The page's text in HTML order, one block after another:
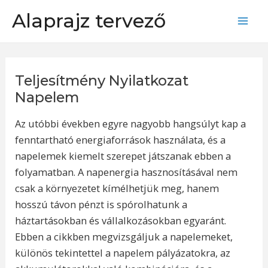
Alaprajz tervező
Teljesítmény Nyilatkozat
Napelem
Az utóbbi években egyre nagyobb hangsúlyt kap a
fenntartható energiaforrások használata, és a
napelemek kiemelt szerepet játszanak ebben a
folyamatban. A napenergia hasznosításával nem
csak a környezetet kímélhetjük meg, hanem
hosszú távon pénzt is spórolhatunk a
háztartásokban és vállalkozásokban egyaránt.
Ebben a cikkben megvizsgáljuk a napelemeket,
különös tekintettel a napelem pályázatokra, az